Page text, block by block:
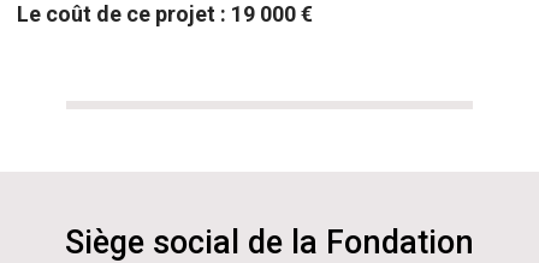
Le coût de ce projet : 19 000 €
Siège social de la Fondation